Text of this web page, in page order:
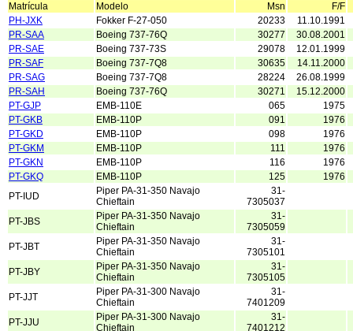
Matrícula Modelo Msn
F/F
PH-JXK
Fokker F-27-050 20233
11.10.1991
PR-SAA
Boeing 737-76Q 30277
30.08.2001
PR-SAE
Boeing 737-73S 29078
12.01.1999
PR-SAF
Boeing 737-7Q8 30635
14.11.2000
PR-SAG
Boeing 737-7Q8 28224
26.08.1999
PR-SAH
Boeing 737-76Q 30271
15.12.2000
PT-GJP
EMB-110E 065
1975
PT-GKB
EMB-110P 091
1976
PT-GKD
EMB-110P 098
1976
PT-GKM
EMB-110P 111
1976
PT-GKN
EMB-110P 116
1976
PT-GKQ
EMB-110P 125
1976
PT-IUD
Piper PA-31-350 Navajo
Chieftain
31-
7305037
PT-JBS
Piper PA-31-350 Navajo
Chieftain
31-
7305059
PT-JBT
Piper PA-31-350 Navajo
Chieftain
31-
7305101
PT-JBY
Piper PA-31-350 Navajo
Chieftain
31-
7305105
PT-JJT
Piper PA-31-300 Navajo
Chieftain
31-
7401209
PT-JJU
Piper PA-31-300 Navajo
Chieftain
31-
7401212